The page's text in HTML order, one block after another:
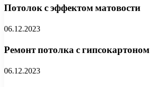
Потолок с эффектом матовости
06.12.2023
Ремонт потолка с гипсокартоном
06.12.2023